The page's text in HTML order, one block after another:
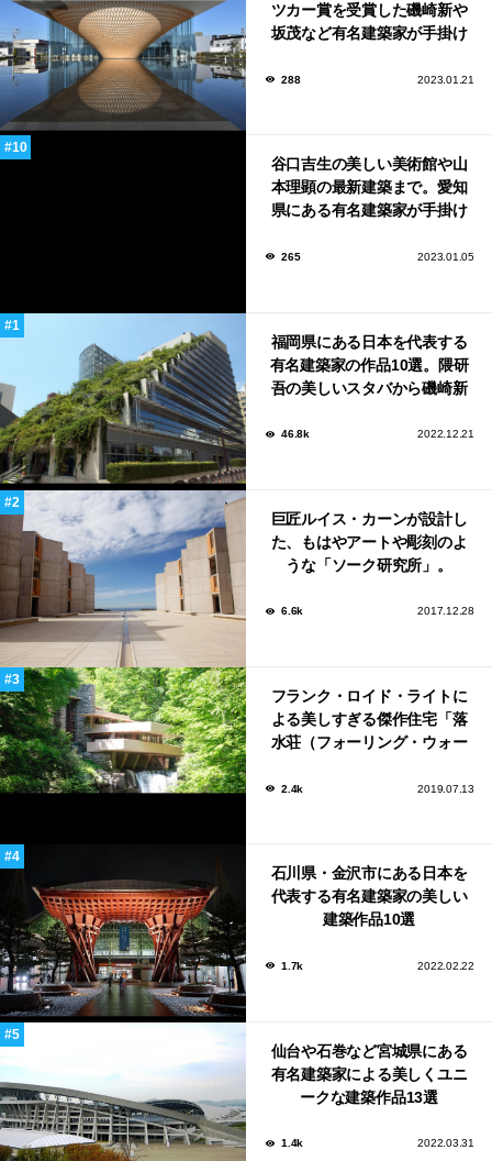
ツカー賞を受賞した磯崎新や
坂茂など有名建築家が手掛け
288 2023.01.21
谷口吉生の美しい美術館や山
本理顕の最新建築まで。愛知
県にある有名建築家が手掛け
265 2023.01.05
福岡県にある日本を代表する
有名建築家の作品10選。隈研
吾の美しいスタバから磯崎新
46.8k 2022.12.21
巨匠ルイス・カーンが設計し
た、もはやアートや彫刻のよ
うな「ソーク研究所」。
6.6k 2017.12.28
フランク・ロイド・ライトに
よる美しすぎる傑作住宅「落
水荘（フォーリング・ウォー
2.4k 2019.07.13
石川県・金沢市にある日本を
代表する有名建築家の美しい
建築作品10選
1.7k 2022.02.22
仙台や石巻など宮城県にある
有名建築家による美しくユニ
ークな建築作品13選
1.4k 2022.03.31